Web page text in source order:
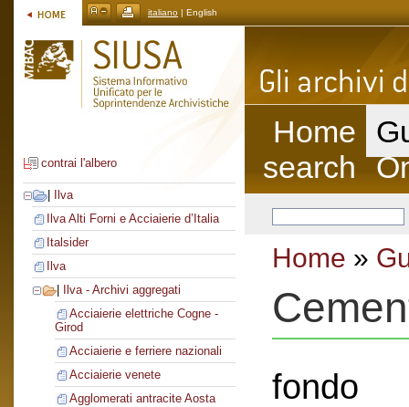
italiano | English
contrai l'albero
Ilva
Ilva Alti Forni e Acciaierie d’Italia
Italsider
Ilva
Ilva - Archivi aggregati
Acciaierie elettriche Cogne -
Girod
Acciaierie e ferriere nazionali
Acciaierie venete
Agglomerati antracite Aosta
Home
search
Home »
fondo